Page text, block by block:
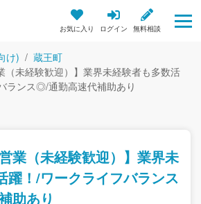
お気に入り ログイン 無料相談
け)
蔵王町
（未経験歓迎）】業界未経験者も多数活
ランス◎/通勤高速代補助あり
業（未経験歓迎）】業界未
躍！/ワークライフバランス
助あり